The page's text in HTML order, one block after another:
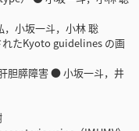
小坂一斗，小林 聡
たKyoto guidelines の画
胆膵障害 ● 小坂一斗，井